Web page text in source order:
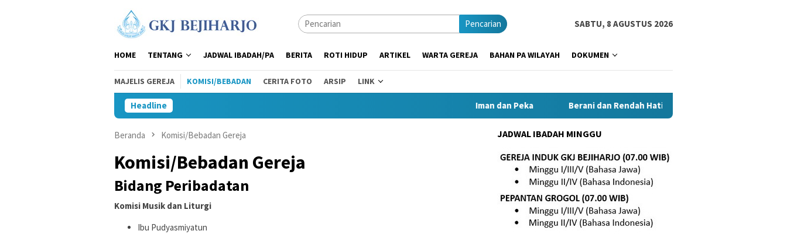
Pencarian SABTU, 8 AGUSTUS 2026
HOME TENTANG JADWAL IBADAH/PA BERITA ROTI HIDUP ARTIKEL WARTA GEREJA BAHAN PA WILAYAH DOKUMEN
MAJELIS GEREJA KOMISI/BEBADAN CERITA FOTO ARSIP LINK
Headline Iman dan Peka Berani dan Rendah Hati Demi Pelayanan Lebih Baik
Beranda Komisi/Bebadan Gereja
Komisi/Bebadan Gereja
Bidang Peribadatan
Komisi Musik dan Liturgi
Ibu Pudyasmiyatun
JADWAL IBADAH MINGGU